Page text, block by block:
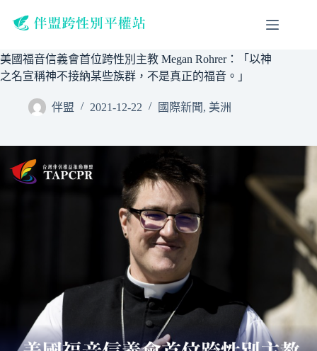
要
內
美國福音信義會首位跨性別主教 Megan Rohrer：「以神
之名宣稱神不接納某些族群，不是真正的福音。」
伴盟 2021-12-22 國際新聞, 美洲